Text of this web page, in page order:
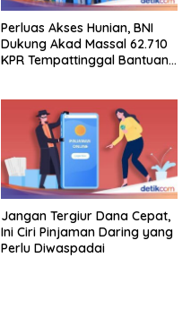
Perluas Akses Hunian, BNI
Dukung Akad Massal 62.710
KPR Tempattinggal Bantuan
Jangan Tergiur Dana Cepat,
Ini Ciri Pinjaman Daring yang
Perlu Diwaspadai